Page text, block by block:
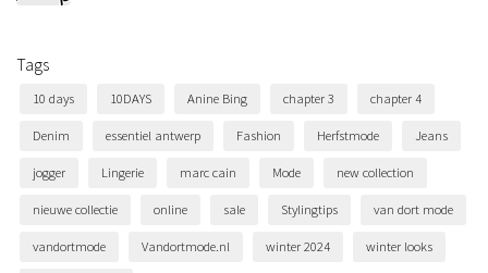
Tags
10 days 10DAYS Anine Bing chapter 3 chapter 4
Denim essentiel antwerp Fashion Herfstmode Jeans
jogger Lingerie marc cain Mode new collection
nieuwe collectie online sale Stylingtips van dort mode
vandortmode Vandortmode.nl winter 2024 winter looks